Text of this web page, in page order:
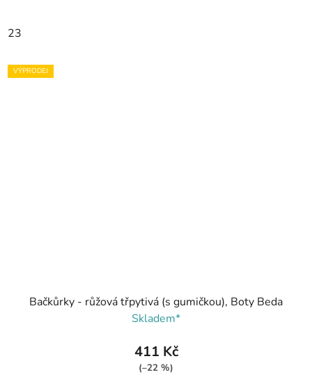
23
VÝPRODEJ
Bačkůrky - růžová třpytivá (s gumičkou), Boty Beda
Skladem*
411 Kč
(–22 %)